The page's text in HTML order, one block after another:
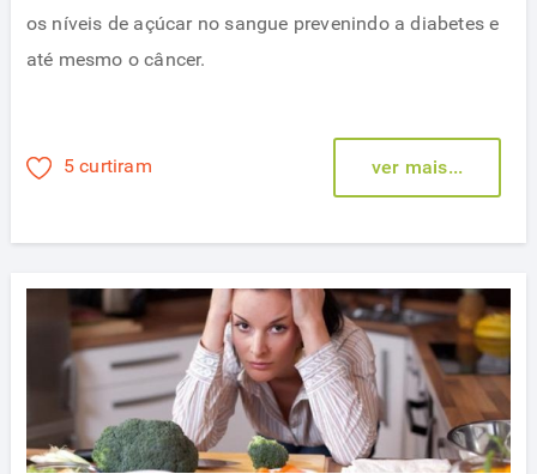
os níveis de açúcar no sangue prevenindo a diabetes e
até mesmo o câncer.
5 curtiram ver mais...